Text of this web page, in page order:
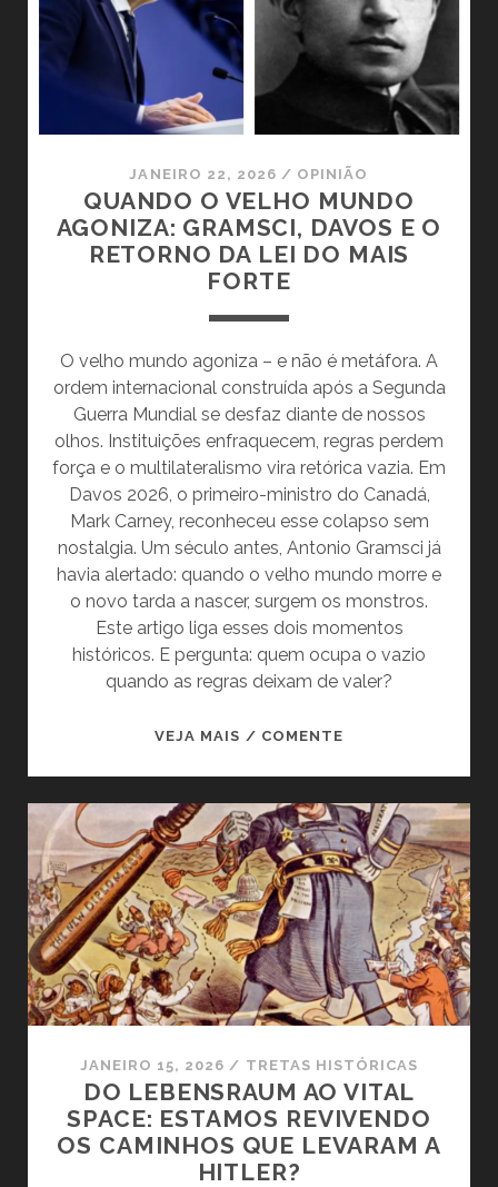
OS
SUBTERRÂNEOS
PODER
JANEIRO 22, 2026 / OPINIÃO
QUANDO O VELHO MUNDO
AGONIZA: GRAMSCI, DAVOS E O
RETORNO DA LEI DO MAIS
FORTE
O velho mundo agoniza – e não é metáfora. A
ordem internacional construída após a Segunda
Guerra Mundial se desfaz diante de nossos
olhos. Instituições enfraquecem, regras perdem
força e o multilateralismo vira retórica vazia. Em
Davos 2026, o primeiro-ministro do Canadá,
Mark Carney, reconheceu esse colapso sem
nostalgia. Um século antes, Antonio Gramsci já
havia alertado: quando o velho mundo morre e
o novo tarda a nascer, surgem os monstros.
Este artigo liga esses dois momentos
históricos. E pergunta: quem ocupa o vazio
quando as regras deixam de valer?
VEJA MAIS / COMENTEQUANDO
MUNDO
AGONIZA:
GRAMSCI,
DAVOS
O
RETORNO
DA
LEI
DO
MAIS
FORTE
JANEIRO 15, 2026 / TRETAS HISTÓRICAS
DO LEBENSRAUM AO VITAL
SPACE: ESTAMOS REVIVENDO
OS CAMINHOS QUE LEVARAM A
HITLER?